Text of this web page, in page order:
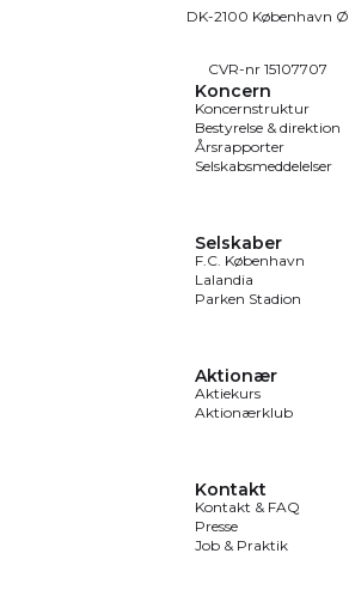
DK-2100 København Ø
CVR-nr 15107707
Koncern
Koncernstruktur
Bestyrelse & direktion
Årsrapporter
Selskabsmeddelelser
Selskaber
F.C. København
Lalandia
Parken Stadion
Aktionær
Aktiekurs
Aktionærklub
Kontakt
Kontakt & FAQ
Presse
Job & Praktik